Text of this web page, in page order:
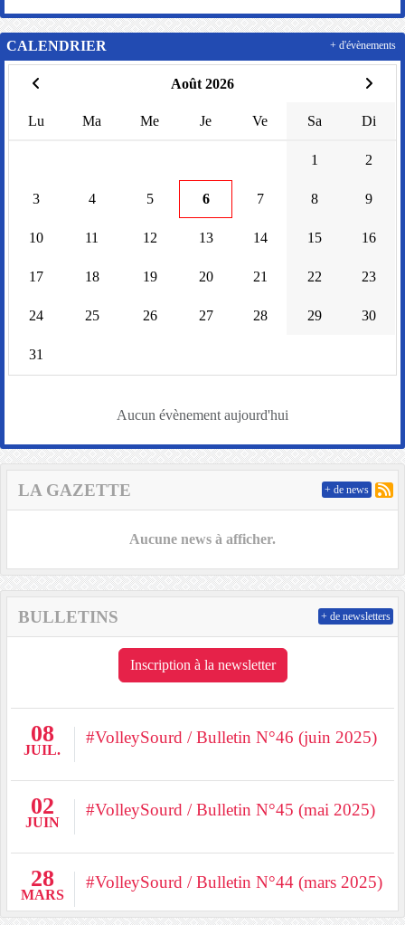
LA GAZETTE
Aucune news à afficher.
+ de news
BULLETINS
Inscription à la newsletter
08
JUIL.
#VolleySourd / Bulletin N°46 (juin 2025)
02
JUIN
#VolleySourd / Bulletin N°45 (mai 2025)
28
MARS
#VolleySourd / Bulletin N°44 (mars 2025)
+ de newsletters
CALENDRIER
Août 2026
Lu Ma Me Je Ve Sa Di
1 2
3 4 5 6 7 8 9
10 11 12 13 14 15 16
17 18 19 20 21 22 23
24 25 26 27 28 29 30
31
Aucun évènement aujourd'hui
+ d'évènements